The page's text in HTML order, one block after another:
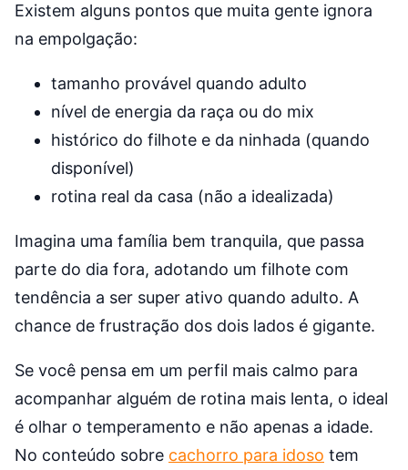
Existem alguns pontos que muita gente ignora
na empolgação:
tamanho provável quando adulto
nível de energia da raça ou do mix
histórico do filhote e da ninhada (quando
disponível)
rotina real da casa (não a idealizada)
Imagina uma família bem tranquila, que passa
parte do dia fora, adotando um filhote com
tendência a ser super ativo quando adulto. A
chance de frustração dos dois lados é gigante.
Se você pensa em um perfil mais calmo para
acompanhar alguém de rotina mais lenta, o ideal
é olhar o temperamento e não apenas a idade.
No conteúdo sobre cachorro para idoso tem